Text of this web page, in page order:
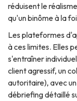
réduisent le
qu'un binôme à la
Les plateformes
à ces limites. Elles
s'entraîner
client agressif, un
autoritaire), avec
débriefing détaillé